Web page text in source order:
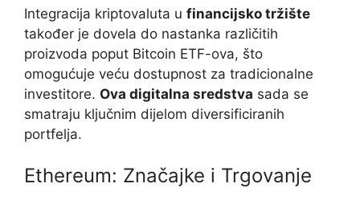
Integracija kriptovaluta u financijsko tržište
također je dovela do nastanka različitih
proizvoda poput Bitcoin ETF-ova, što
omogućuje veću dostupnost za tradicionalne
investitore. Ova digitalna sredstva sada se
smatraju ključnim dijelom diversificiranih
portfelja.
Ethereum: Značajke i Trgovanje